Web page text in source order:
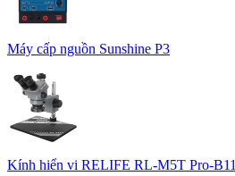
Máy cấp nguồn Sunshine P3
Kính hiển vi RELIFE RL-M5T Pro-B11